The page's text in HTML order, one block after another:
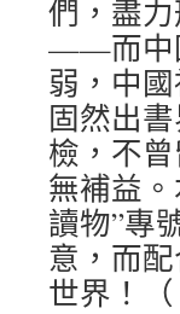
們，盡
——而中
弱，中
固然出
檢，不
無補益
讀物”專
意，而
世界！